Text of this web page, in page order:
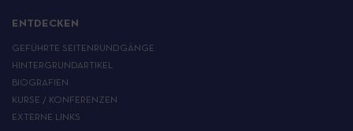
ENTDECKEN
GEFÜHRTE SEITENRUNDGÄNGE
HINTERGRUNDARTIKEL
BIOGRAFIEN
KURSE / KONFERENZEN
EXTERNE LINKS